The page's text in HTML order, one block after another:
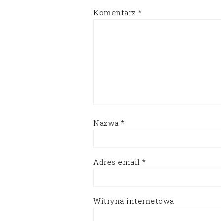
Komentarz *
Nazwa *
Adres email *
Witryna internetowa